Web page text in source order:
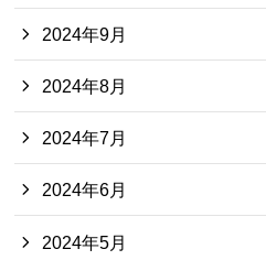
2024年9月
2024年8月
2024年7月
2024年6月
2024年5月